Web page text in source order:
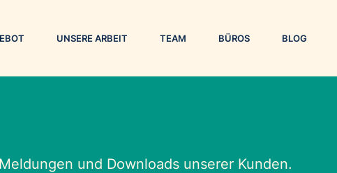
UNSERE ARBEIT TEAM BÜROS BLOG
und Downloads unserer Kunden.